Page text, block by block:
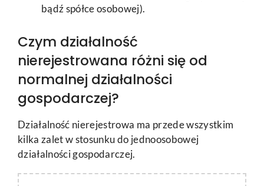
bądź spółce osobowej).
Czym działalność
nierejestrowana różni się od
normalnej działalności
gospodarczej?
Działalność nierejestrowa ma przede wszystkim
kilka zalet w stosunku do jednoosobowej
działalności gospodarczej.